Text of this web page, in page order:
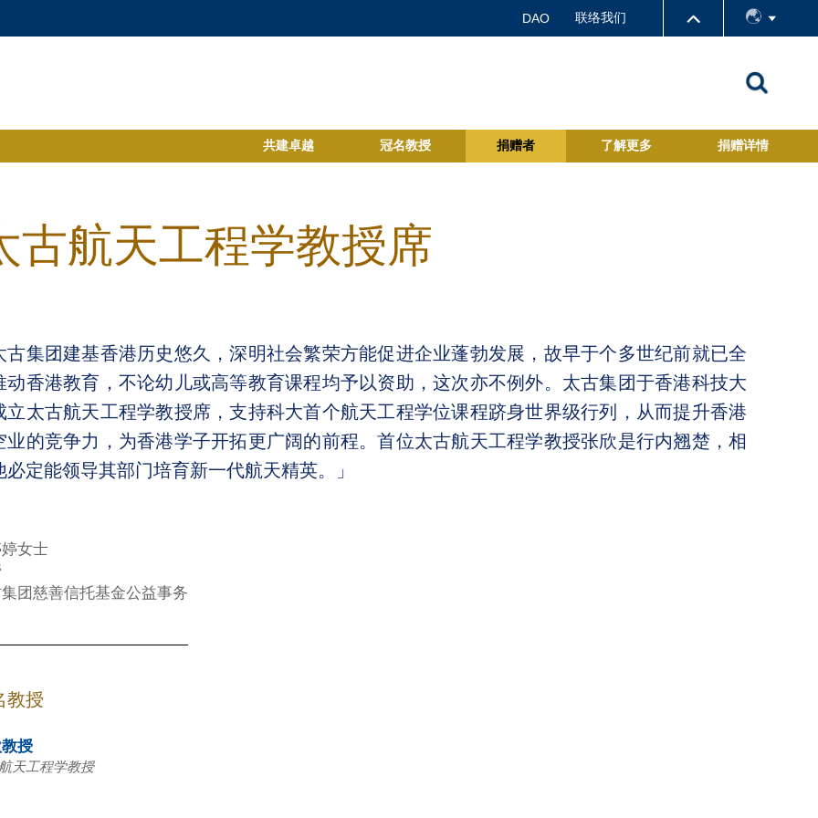
DAO 联络我们
共建卓越 冠名教授 捐赠者 了解更多 捐赠详情
古航天工程学教授席
古集团建基香港历史悠久，深明社会繁荣方能促进企业蓬勃发展，故早于个多世纪前就已全
动香港教育，不论幼儿或高等教育课程均予以资助，这次亦不例外。太古集团于香港科技大
立太古航天工程学教授席，支持科大首个航天工程学位课程跻身世界级行列，从而提升香港
业的竞争力，为香港学子开拓更广阔的前程。首位太古航天工程学教授张欣是行内翘楚，相
必定能领导其部门培育新一代航天精英。」
女士
团慈善信托基金公益事务
教授
授
天工程学教授